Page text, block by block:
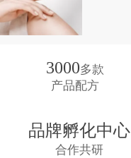
3000多款
产品配方
品牌孵化中心
合作共研